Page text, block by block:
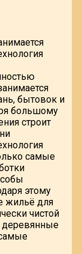
бытовок и
большому
строит
самые
этому
жильё для
чистой
деревянные